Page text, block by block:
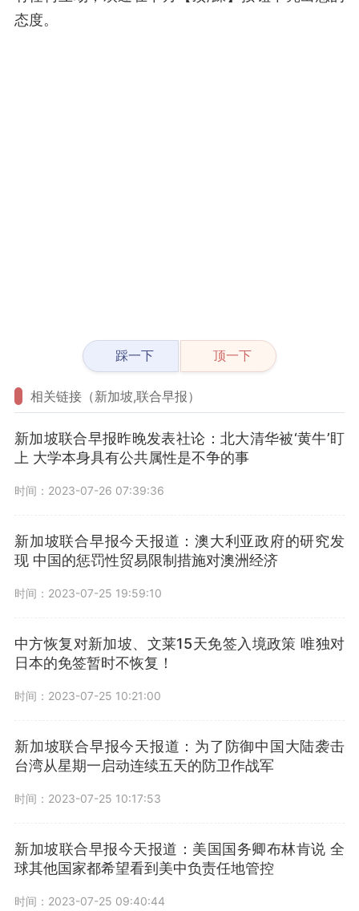
态度。
踩一下 顶一下
相关链接（新加坡,联合早报）
新加坡联合早报昨晚发表社论：北大清华被‘黄牛’盯
上 大学本身具有公共属性是不争的事
时间：2023-07-26 07:39:36
新加坡联合早报今天报道：澳大利亚政府的研究发
现 中国的惩罚性贸易限制措施对澳洲经济
时间：2023-07-25 19:59:10
中方恢复对新加坡、文莱15天免签入境政策 唯独对
日本的免签暂时不恢复！
时间：2023-07-25 10:21:00
新加坡联合早报今天报道：为了防御中国大陆袭击
台湾从星期一启动连续五天的防卫作战军
时间：2023-07-25 10:17:53
新加坡联合早报今天报道：美国国务卿布林肯说 全
球其他国家都希望看到美中负责任地管控
时间：2023-07-25 09:40:44